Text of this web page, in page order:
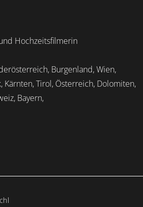
Hochzeitsfilmerin
Burgenland, Wien,
Kärnten, Tirol, Österreich, Dolomiten,
Bayern,